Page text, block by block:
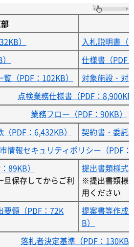
）
入札説明書（
仕様書（PDF
（PDF：102KB）
対象施設・対
点検業務仕様書（PDF：
業務フロー（PDF：90KB）
PDF：6,432KB）
契約書・委託
情報セキュリティポリシー（PDF
89KB）
保存してからご利
提出書類様式
※提出書類様
用ください
領（PDF：72K
提案書等作成
B）
落札者決定基準（PDF：130KB